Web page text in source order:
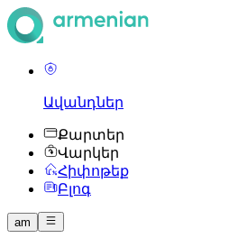
Ավանդներ
Քարտեր
Վարկեր
Հիփոթեք
Բլոգ
am